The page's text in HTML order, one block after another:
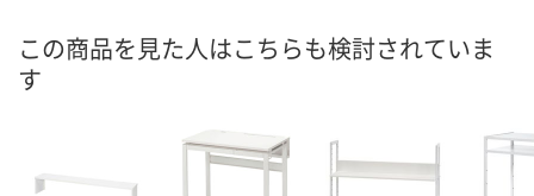
号
J472925 J472926 1130814
在庫
ご注文後、お届けに
ついてご連絡いたし
8月8日（土）
この商品を見た人はこちらも検討されていま
す